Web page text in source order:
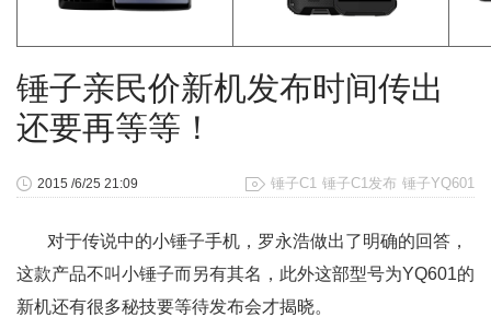
锤子亲民价新机发布时间传出
还要再等等！
锤子C1 锤子C1发布 锤子YQ601
2015 /6/25 21:09
对于传说中的小锤子手机，罗永浩做出了明确的回答，
这款产品不叫小锤子而另有其名，此外这部型号为YQ601的
新机还有很多秘技要等待发布会才揭晓。